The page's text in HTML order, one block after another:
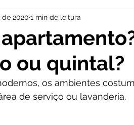
ou quintal?
de 2020 1 min de leitura
os ambientes
de serviço ou lavanderia.